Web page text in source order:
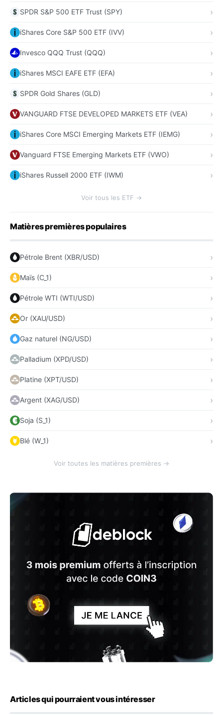
SPDR S&P 500 ETF Trust (SPY)
iShares Core S&P 500 ETF (IVV)
Invesco QQQ Trust (QQQ)
iShares MSCI EAFE ETF (EFA)
SPDR Gold Shares (GLD)
VANGUARD FTSE DEVELOPED MARKETS ETF (VEA)
iShares Core MSCI Emerging Markets ETF (IEMG)
Vanguard FTSE Emerging Markets ETF (VWO)
iShares Russell 2000 ETF (IWM)
Voir tous les ETF →
Matières premières populaires
Pétrole Brent (XBR/USD)
Maïs (C_1)
Pétrole WTI (WTI/USD)
Or (XAU/USD)
Gaz naturel (NG/USD)
Palladium (XPD/USD)
Platine (XPT/USD)
Argent (XAG/USD)
Soja (S_1)
Blé (W_1)
Voir toutes les matières premières →
Articles qui pourraient vous intéresser